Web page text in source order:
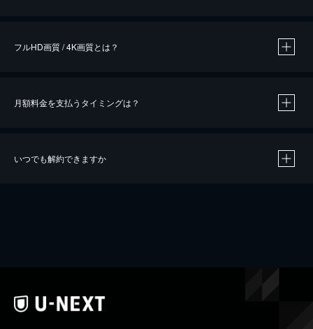
※40％ポイント還元の対象は、クレジットカード決済による作品の購入 / レンタルです。
iOSアプリのUコイン決済による作品の購入 / レンタルは、20％のポイント還元です。
フルHD画質 / 4K画質とは？
月額料金を支払うタイミングは？
いつでも解約できますか